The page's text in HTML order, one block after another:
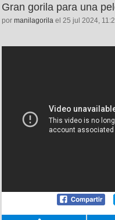
Gran gorila para una
por manilagorila el 25 jul 2024,